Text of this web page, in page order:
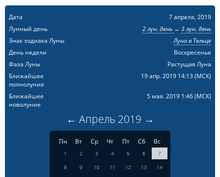
Дата
7 апреля, 2019
Лунный день
2 лун. день → 3 лун. день
Знак зодиака Луны
Луна в Тельце
День недели
Воскресенье
Фаза Луны
Растущая Луна
Ближайшее
полнолуние
19 апр. 2019 14:13(МСК)
Ближайшее
новолуние
5 мая. 2019 1:46(МСК)
← Апрель 2019 →
Пн Вт Ср Чт Пт Сб Вс
1 2 3 4 5 6
7
8
9 10 11 12 13
14